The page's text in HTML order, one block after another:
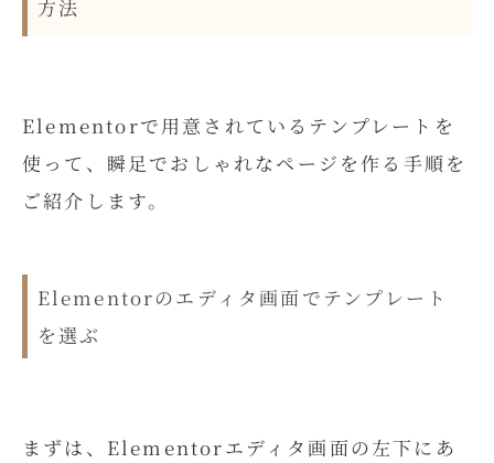
方法
Elementorで用意されているテンプレートを
使って、瞬足でおしゃれなページを作る手順を
ご紹介します。
Elementorのエディタ画面でテンプレート
を選ぶ
まずは、Elementorエディタ画面の左下にあ